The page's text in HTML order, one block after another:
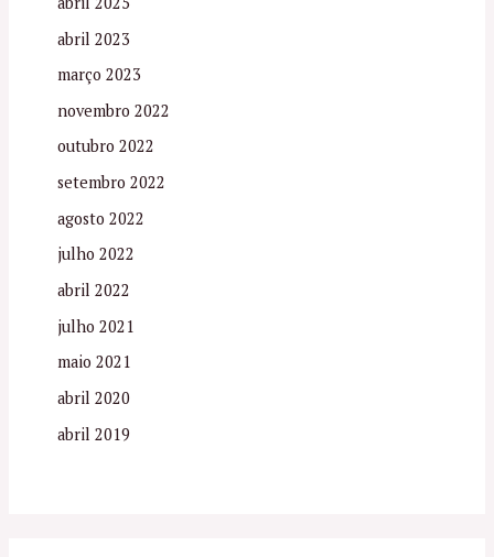
abril 2023
março 2023
novembro 2022
outubro 2022
setembro 2022
agosto 2022
julho 2022
abril 2022
julho 2021
maio 2021
abril 2020
abril 2019